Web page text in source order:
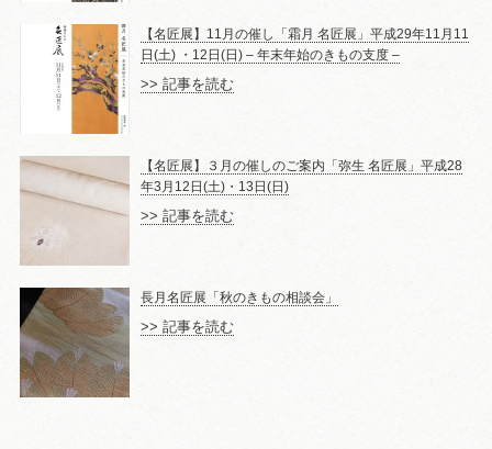
【名匠展】11月の催し「霜月 名匠展」平成29年11月11
日(土) ・12日(日) – 年末年始のきもの支度 –
>> 記事を読む
【名匠展】３月の催しのご案内「弥生 名匠展」平成28
年3月12日(土)・13日(日)
>> 記事を読む
長月名匠展「秋のきもの相談会」
>> 記事を読む